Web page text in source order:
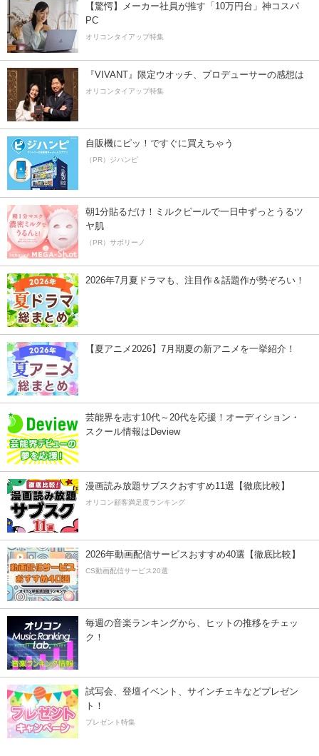
【驚愕】メーカー社員が推す「10万円台」神コスパ
PC
オリコンタイアップ特集
『VIVANT』限定ウオッチ、プロデューサーの感想は
オリコンタイアップ特集
自販機にピッ！ですぐに買えちゃう
（PR）ジハンピ
朝1分貼るだけ！ミルクピールで一日中ずっとうるツ
ヤ肌
（PR）サボリーノ
2026年7月夏ドラマも、注目作＆話題作が勢ぞろい！
【夏アニメ2026】7月期夏の新アニメを一挙紹介！
芸能界を志す10代～20代を応援！オーディション・
スクール情報はDeview
漫画読み放題サブスクおすすめ11選【徹底比較】
オリコン顧客満足度ランキング
2026年動画配信サービスおすすめ40選【徹底比較】
CS動画配信サービス20選
毎週の音楽ランキングから、ヒットの推移をチェッ
ク！
試写会、登壇イベント、サインチェキなどプレゼン
ト！
プレゼント特集